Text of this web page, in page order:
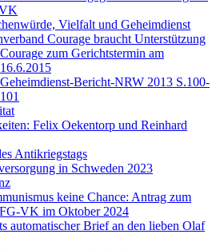
Vielfalt und Geheimdienst
Courage braucht Unterstützung
Courage zum Gerichtstermin am
16.6.2015
Geheimdienst-Bericht-NRW 2013 S.100-
101
Felix Oekentorp und Reinhard
Antikriegstags
in Schweden 2023
keine Chance: Antrag zum
VK im Oktober 2024
automatischer Brief an den lieben Olaf